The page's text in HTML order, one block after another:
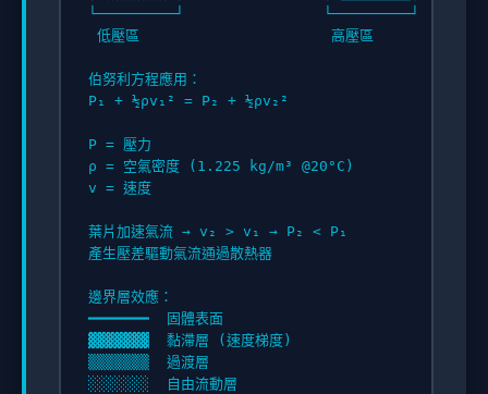
└─────────┘                └─────────┘
低壓區                      高壓區
伯努利方程應用：
P₁ + ½ρv₁² = P₂ + ½ρv₂²
P = 壓力
ρ = 空氣密度 (1.225 kg/m³ @20°C)
v = 速度
葉片加速氣流 → v₂ > v₁ → P₂ < P₁
產生壓差驅動氣流通過散熱器
邊界層效應：
━━━━━━━  固體表面
▓▓▓▓▓▓▓  黏滯層 (速度梯度)
▒▒▒▒▒▒▒  過渡層